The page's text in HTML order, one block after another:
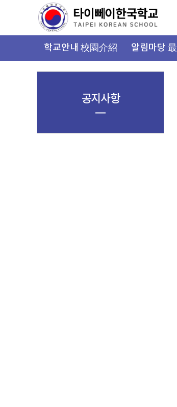
뉴
학교안내 校園介紹 알림마당
공지사항